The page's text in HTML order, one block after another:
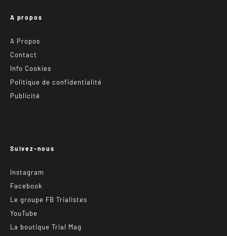
A propos
A Propos
Contact
Info Cookies
Politique de confidentialité
Publicité
Suivez-nous
Instagram
Facebook
Le groupe FB Trialistes
YouTube
La boutique Trial Mag